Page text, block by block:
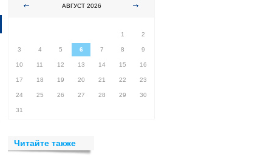
АВГУСТ 2026
1
2
3 4 5 6 7 8 9
10 11 12 13 14 15 16
17 18 19 20 21 22 23
24 25 26 27 28 29 30
31
Читайте также